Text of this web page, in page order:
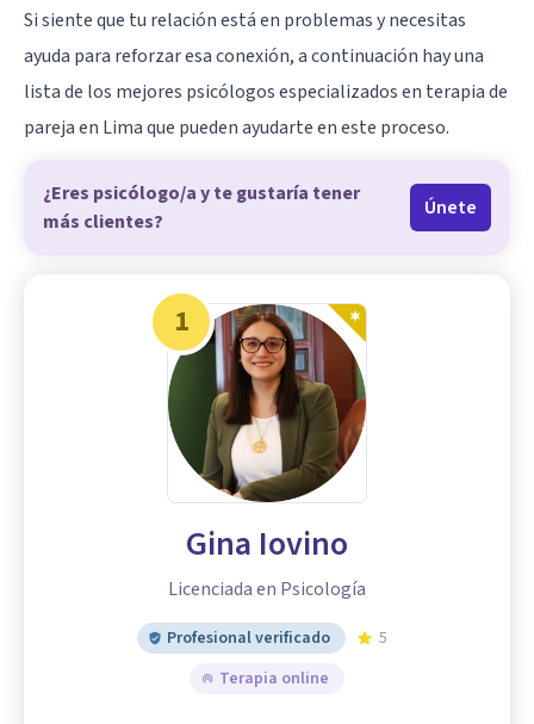
Si siente que tu relación está en problemas y necesitas
ayuda para reforzar esa conexión, a continuación hay una
lista de los mejores psicólogos especializados en terapia de
pareja en Lima que pueden ayudarte en este proceso.
¿Eres psicólogo/a y te gustaría tener
más clientes?
Únete
1
Gina Iovino
Licenciada en Psicología
Profesional verificado
5
Terapia online